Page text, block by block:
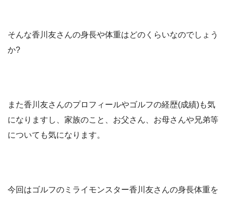
そんな香川友さんの身長や体重はどのくらいなのでしょう
か?
また香川友さんのプロフィールやゴルフの経歴(成績)も気
になりますし、家族のこと、お父さん、お母さんや兄弟等
についても気になります。
今回はゴルフのミライモンスター香川友さんの身長体重を